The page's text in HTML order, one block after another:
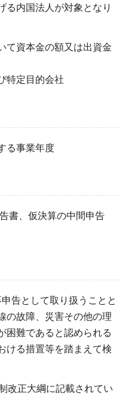
内国法人が対象となり
て資本金の額又は出資金
特定目的会社
る事業年度
書、仮決算の中間申告
告として取り扱うことと
の故障、災害その他の理
困難であると認められる
ける措置等を踏まえて検
改正大綱に記載されてい